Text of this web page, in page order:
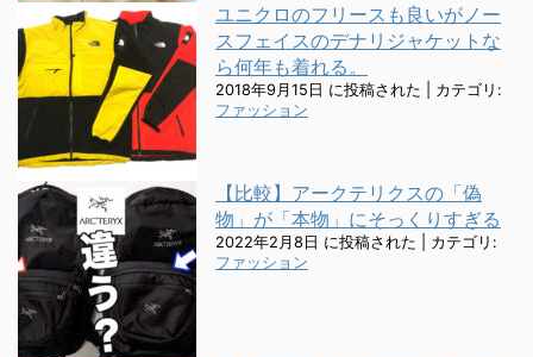
ユニクロのフリースも良いがノー
スフェイスのデナリジャケットな
ら何年も着れる。
2018年9月15日 に投稿された
カテゴリ:
ファッション
【比較】アークテリクスの「偽
物」が「本物」にそっくりすぎる
2022年2月8日 に投稿された
カテゴリ:
ファッション